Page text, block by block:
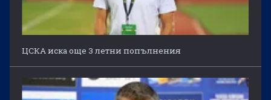
ЦСКА иска още 3 летни попълнения